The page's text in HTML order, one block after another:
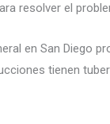
resolver el
en San Diego
tienen